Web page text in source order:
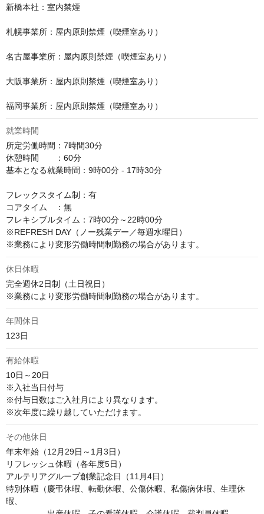
新橋本社：室内禁煙
札幌事業所：屋内原則禁煙（喫煙室あり）
名古屋事業所：屋内原則禁煙（喫煙室あり）
大阪事業所：屋内原則禁煙（喫煙室あり）
福岡事業所：屋内原則禁煙（喫煙室あり）
就業時間
所定労働時間：7時間30分
休憩時間　　：60分
基本となる就業時間：9時00分 - 17時30分
フレックスタイム制：有
コアタイム　：無
フレキシブルタイム：7時00分～22時00分
※REFRESH DAY（ノー残業デー／毎週水曜日）
※業務により変形労働時間制勤務の場合があります。
休日休暇
完全週休2日制（土日祝日）
※業務により変形労働時間制勤務の場合があります。
年間休日
123日
有給休暇
10日～20日
※入社当日付与
※付与日数はご入社月により異なります。
※次年度に繰り越していただけます。
その他休日
年末年始（12月29日～1月3日）
リフレッシュ休暇（各年度5日）
アルテリアグループ創業記念日（11月4日）
特別休暇（慶弔休暇、転勤休暇、公傷休暇、私傷病休暇、生理休
暇、